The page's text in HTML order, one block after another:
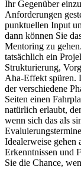
Ihr Gegenüber
Anforderungen
punktuellen Input
dann können Sie
Mentoring zu
tatsächlich ein
Strukturierung,
Aha-Effekt spüren.
der verschiedene
Seiten einen
natürlich erlaubt,
wenn sich das als
Idealerweise gehen
Erkenntnissen und
Sie die Chance,